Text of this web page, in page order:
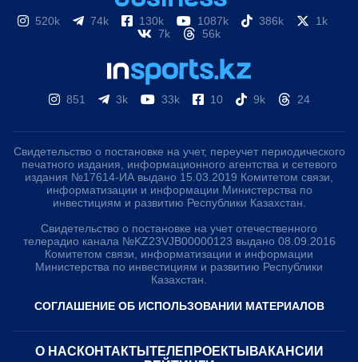
520k 74k 130k 1087k 386k
1k
7k
56k
851 3k 33k 10 9k 24
Свидетельство о постановке на учет, переучет периодического
печатного издания, информационного агентства и сетевого
издания №17614-ИА выдано 15.03.2019 Комитетом связи,
информатизации и информации Министерства по
инвестициям и развитию Республики Казахстан.
Свидетельство о постановке на учет отечественного
телерадио канала №KZ23VJB00000123 выдано 08.09.2016
Комитетом связи, информатизации и информации
Министерства по инвестициям и развитию Республики
Казахстан.
СОГЛАШЕНИЕ ОБ ИСПОЛЬЗОВАНИИ МАТЕРИАЛОВ
О НАС КОНТАКТЫ ТЕЛЕПРОЕКТЫ ВАКАНСИИ